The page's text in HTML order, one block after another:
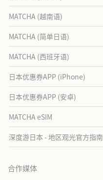
MATCHA (越南语)
MATCHA (简单日语)
MATCHA (西班牙语)
日本优惠券APP (iPhone)
日本优惠券APP (安卓)
MATCHA eSIM
深度游日本 - 地区观光官方指南
合作媒体